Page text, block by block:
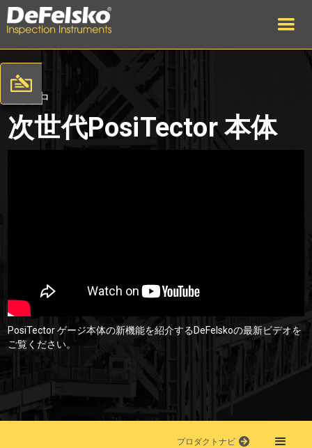
発売中
次世代PosiTector 本体
PosiTector ゲージ本体の新機能を紹介するDeFelskoの最新ビデオを
ご覧ください。
プロダクトナビ